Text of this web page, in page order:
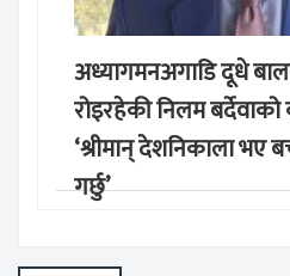
अध्यागमनअगाडि दूधे
रोइरहेकी निलम
‘श्रीमान् देशनिकाला भए
गर्छु’